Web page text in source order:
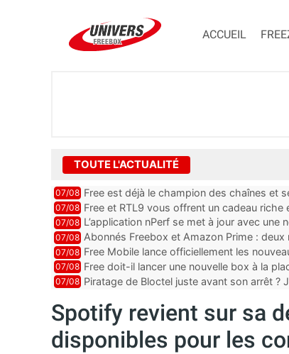
ACCUEIL
TOUTE L'ACTUALITÉ
07/08 Free est déjà le champion des chaînes et
encore au moin...
07/08 Free et RTL9 vous offrent un cadeau
l’obtenir
07/08 L’application nPerf se met à jour avec une
Mobile, Orange, SFR ...
07/08 Abonnés Freebox et Amazon Prime :
07/08 Free Mobile lance officiellement les
des promos et des cadeaux
07/08 Free doit-il lancer une nouvelle box à la
07/08 Piratage de Bloctel juste avant son arrêt ?
Spotify revient sur sa
disponibles pour les